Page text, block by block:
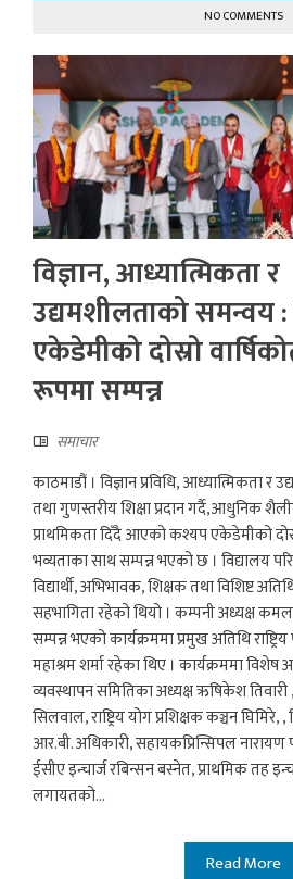
NO COMMENTS
विज्ञान, आध्यात्मिकता र
उद्यमशीलताको समन्वय
एकेडेमीको दोस्रो
रूपमा सम्पन्न
समाचार
काठमाडौं । विज्ञान प्रविधि, आध्यात्मिकता र
तथा गुणस्तरीय शिक्षा प्रदान गर्दै,आधुनिक
प्राथमिकता दिँदै आएको कश्यप एकेडेमीको
भव्यताका साथ सम्पन्न भएको छ । विद्यालय
विद्यार्थी, अभिभावक, शिक्षक तथा विशिष्ट
सहभागिता रहेको थियो । कम्पनी अध्यक्ष
सम्पन्न भएको कार्यक्रममा प्रमुख अतिथि राष्ट्रिय
महाश्रम शर्मा रहेका थिए । कार्यक्रममा विशेष
व्यवस्थापन समितिका अध्यक्ष ऋषिकेश तिवारी
सिलवाल, राष्ट्रिय योग प्रशिक्षक कञ्चन घिमिरे,
आर.बी. अधिकारी, सहायकप्रिन्सिपल
ईसीए इन्चार्ज रबिन्सन बस्नेत, प्राथमिक तह
लगायतको...
Read More